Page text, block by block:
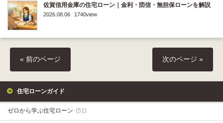
佐賀信用金庫の住宅ローン｜金利・団信・無担保ローンを解説
2026.08.06 1740view
« 前のページ 次のページ »
住宅ローンガイド
ゼロから学ぶ住宅ローン (51)